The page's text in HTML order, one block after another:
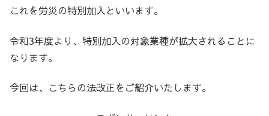
これを労災の特別加入といいます。
令和3年度より、特別加入の対象業種が拡大されることに
なります。
今回は、こちらの法改正をご紹介いたします。